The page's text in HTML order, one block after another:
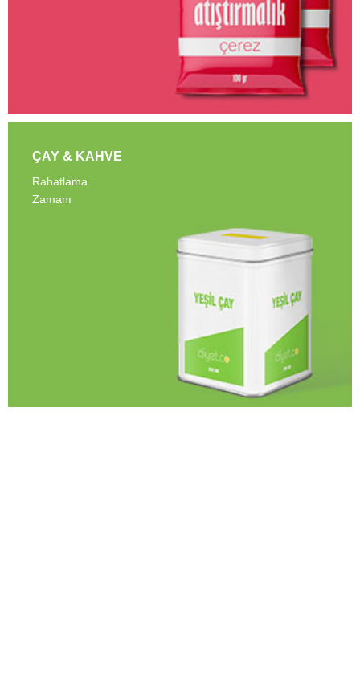
ÇAY & KAHVE
Rahatlama
Zamanı